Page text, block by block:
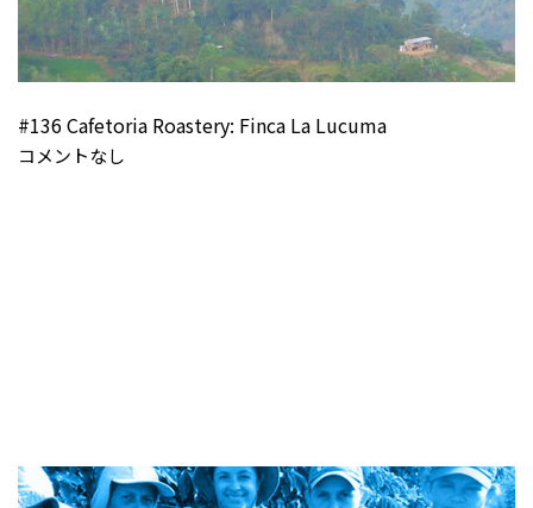
#136 Cafetoria Roastery: Finca La Lucuma
コメントなし